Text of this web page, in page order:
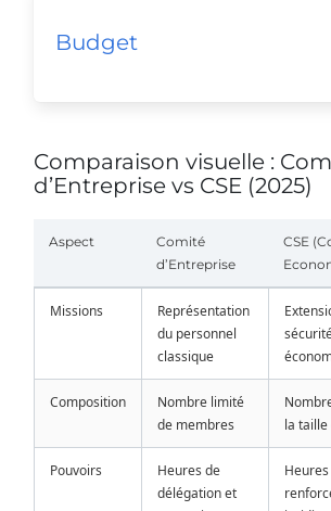
Budget
Comparaison visuelle :
d’Entreprise vs CSE (2025)
Aspect
Comité
d’Entreprise
CSE
Missions
Représentation
du personnel
classique
Composition
Nombre limité
de membres
la taille
Pouvoirs
Heures de
délégation et